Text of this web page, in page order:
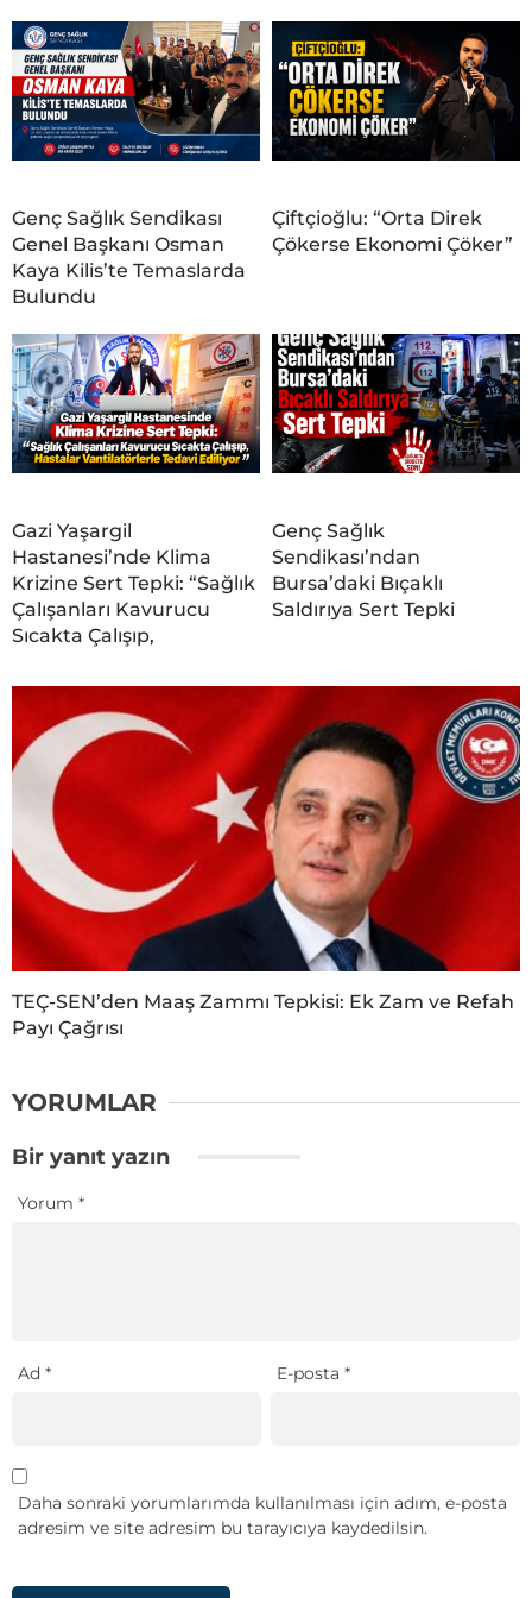
Genç Sağlık Sendikası
Genel Başkanı Osman
Kaya Kilis’te Temaslarda
Bulundu
Çiftçioğlu: “Orta Direk
Çökerse Ekonomi Çöker”
Gazi Yaşargil
Hastanesi’nde Klima
Krizine Sert Tepki: “Sağlık
Çalışanları Kavurucu
Sıcakta Çalışıp,
Genç Sağlık
Sendikası’ndan
Bursa’daki Bıçaklı
Saldırıya Sert Tepki
TEÇ-SEN’den Maaş Zammı Tepkisi: Ek Zam ve Refah
Payı Çağrısı
YORUMLAR
Bir yanıt yazın
Yorum *
Ad * E-posta*
Daha sonraki yorumlarımda kullanılması için adım, e-posta
adresim ve site adresim bu tarayıcıya kaydedilsin.